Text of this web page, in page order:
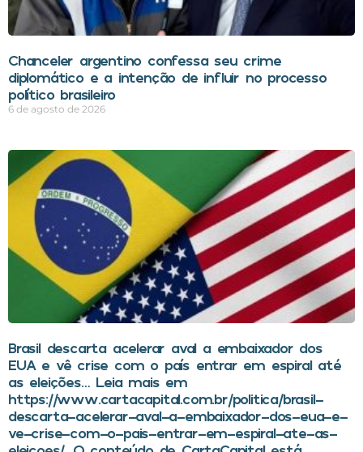
Chanceler argentino confessa seu crime
diplomático e a intenção de influir no processo
político brasileiro
6 de agosto de 2026
Brasil descarta acelerar aval a embaixador dos
EUA e vê crise com o país entrar em espiral até
as eleições… Leia mais em
https://www.cartacapital.com.br/politica/brasil-
descarta-acelerar-aval-a-embaixador-dos-eua-e-
ve-crise-com-o-pais-entrar-em-espiral-ate-as-